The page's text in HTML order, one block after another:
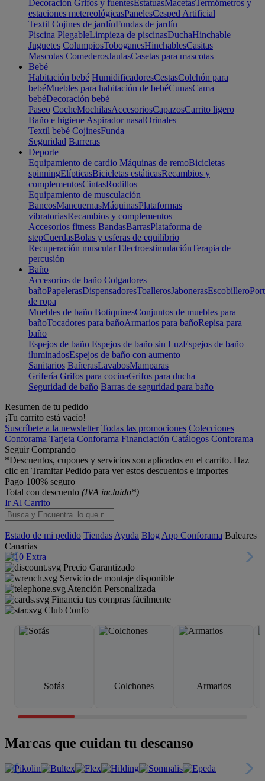
Decoración Grifos y fuentesEstatuasMacetasTermómetros y
estaciones metereológicasPanelesCesped Artificial
Textil Cojines de jardínFundas de jardín
Piscina PlegableLimpieza de piscinasDuchaHinchable
Juguetes ColumpiosToboganesHinchablesCasitas
Mascotas ComederosJaulasCasetas para mascotas
Bebé
Habitación bebé HumidificadoresCestasColchón para
bebéMuebles para habitación de bebéCunasCama
bebéDecoración bebé
Paseo CocheMochilasAccesoriosCapazosCarrito ligero
Baño e higiene Aspirador nasalOrinales
Textil bebé CojinesFunda
Seguridad Barreras
Deporte
Equipamiento de cardio Máquinas de remoBicicletas
spinningElípticasBicicletas estáticasRecambios y
complementosCintasRodillos
Equipamiento de musculación
BancosMancuernasMáquinasPlataformas
vibratoriasRecambios y complementos
Accesorios fitness BandasBarrasPlataforma de
stepCuerdasBolas y esferas de equilibrio
Recuperación muscular ElectroestimulaciónTerapia de
percusión
Baño
Accesorios de baño Colgadores
bañoPapelerasDispensadoresToallerosJabonerasEscobillero
de ropa
Muebles de baño BotiquinesConjuntos de muebles para
bañoTocadores para bañoArmarios para bañoRepisa para
baño
Espejos de baño Espejos de baño sin LuzEspejos de baño
iluminadosEspejos de baño con aumento
Sanitarios BañerasLavabosMamparas
Grifería Grifos para cocinaGrifos para ducha
Seguridad de baño Barras de seguridad para baño
Resumen de tu pedido
¡Tu carrito está vacío!
Suscríbete a la newsletter Todas las promociones Colecciones
Conforama Tarjeta Conforama Financiación Catálogos Conforama
Seguir Comprando
*Descuentos, cupones y servicios son aplicados en el carrito. Haz
clic en Tramitar Pedido para ver estos descuentos e importes
Pago 100% seguro
Total con descuento (IVA incluido*)
Ir Al Carrito
Estado de mi pedido Tiendas Ayuda Blog App Conforama Baleares
Canarias
Precio Garantizado
Servicio de montaje disponible
Atención Personalizada
Financia tus compras fácilmente
Club Confo
Sofás Colchones Armarios
Marcas que cuidan tu descanso